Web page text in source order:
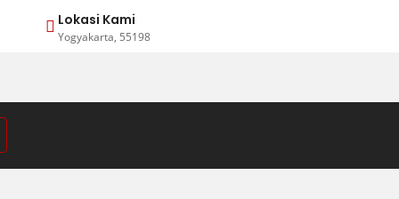
Lokasi Kami
Yogyakarta, 55198